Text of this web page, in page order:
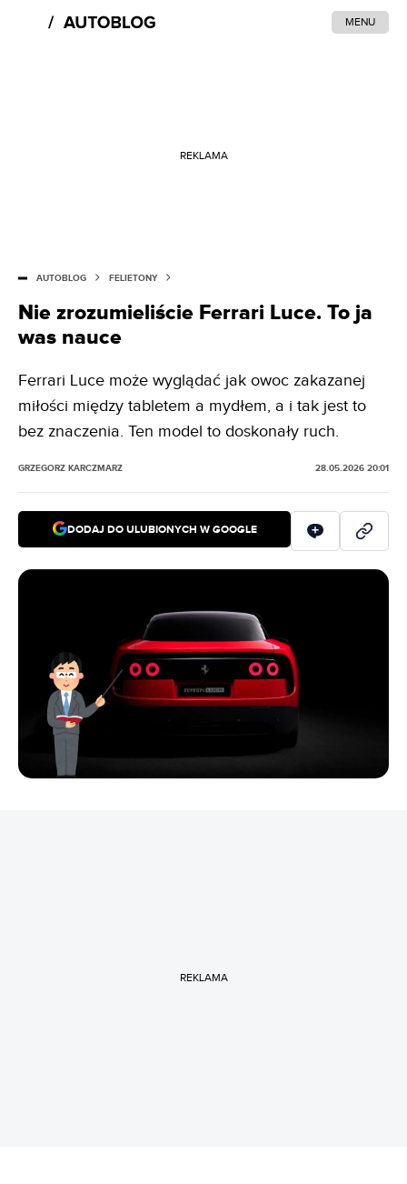
MENU
REKLAMA
AUTOBLOG FELIETONY
Nie zrozumieliście Ferrari Luce. To ja
was nauce
Ferrari Luce może wyglądać jak owoc zakazanej
miłości między tabletem a mydłem, a i tak jest to
bez znaczenia. Ten model to doskonały ruch.
GRZEGORZ KARCZMARZ 28.05.2026 20:01
DODAJ DO ULUBIONYCH W GOOGLE
REKLAMA